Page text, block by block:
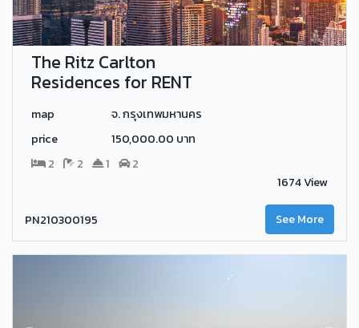
The Ritz Carlton
Residences for RENT
map
จ. กรุงเทพมหานคร
price
150,000.00 บาท
2
2 1
2
1674 View
PN210300195 See More